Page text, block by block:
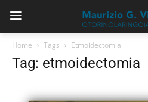
Home Tags Etmoidectomia
Tag: etmoidectomia